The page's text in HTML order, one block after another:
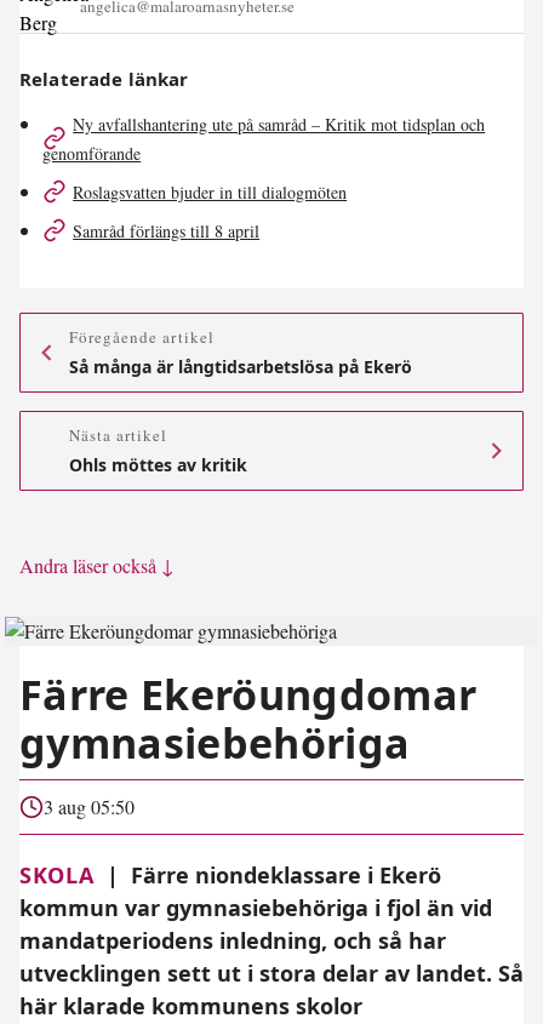
angelica@malaroarnasnyheter.se
Relaterade länkar
Ny avfallshantering ute på samråd – Kritik mot tidsplan och
genomförande
Roslagsvatten bjuder in till dialogmöten
Samråd förlängs till 8 april
Föregående artikel
Så många är långtids­arbetslösa på Ekerö
Nästa artikel
Ohls möttes av kritik
Andra läser också ↓
Färre Ekeröungdomar
gymnasiebehöriga
3 aug 05:50
SKOLA |
Färre niondeklassare i Ekerö
kommun var gymnasiebehöriga i fjol än vid
mandatperiodens inledning, och så har
utvecklingen sett ut i stora delar av landet. Så
här klarade kommunens skolor